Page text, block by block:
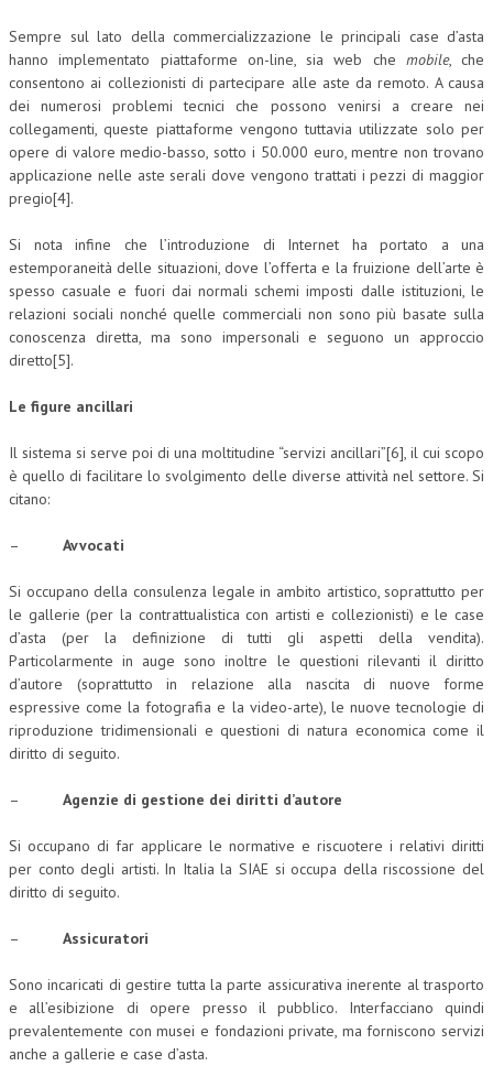
Sempre sul lato della commercializzazione le principali case d’asta
hanno implementato piattaforme on-line, sia web che mobile, che
consentono ai collezionisti di partecipare alle aste da remoto. A causa
dei numerosi problemi tecnici che possono venirsi a creare nei
collegamenti, queste piattaforme vengono tuttavia utilizzate solo per
opere di valore medio-basso, sotto i 50.000 euro, mentre non trovano
applicazione nelle aste serali dove vengono trattati i pezzi di maggior
pregio[4].
Si nota infine che l’introduzione di Internet ha portato a una
estemporaneità delle situazioni, dove l’offerta e la fruizione dell’arte è
spesso casuale e fuori dai normali schemi imposti dalle istituzioni, le
relazioni sociali nonché quelle commerciali non sono più basate sulla
conoscenza diretta, ma sono impersonali e seguono un approccio
diretto[5].
Le figure ancillari
Il sistema si serve poi di una moltitudine “servizi ancillari”[6], il cui scopo
è quello di facilitare lo svolgimento delle diverse attività nel settore. Si
citano:
– Avvocati
Si occupano della consulenza legale in ambito artistico, soprattutto per
le gallerie (per la contrattualistica con artisti e collezionisti) e le case
d’asta (per la definizione di tutti gli aspetti della vendita).
Particolarmente in auge sono inoltre le questioni rilevanti il diritto
d’autore (soprattutto in relazione alla nascita di nuove forme
espressive come la fotografia e la video-arte), le nuove tecnologie di
riproduzione tridimensionali e questioni di natura economica come il
diritto di seguito.
– Agenzie di gestione dei diritti d’autore
Si occupano di far applicare le normative e riscuotere i relativi diritti
per conto degli artisti. In Italia la SIAE si occupa della riscossione del
diritto di seguito.
– Assicuratori
Sono incaricati di gestire tutta la parte assicurativa inerente al trasporto
e all’esibizione di opere presso il pubblico. Interfacciano quindi
prevalentemente con musei e fondazioni private, ma forniscono servizi
anche a gallerie e case d’asta.